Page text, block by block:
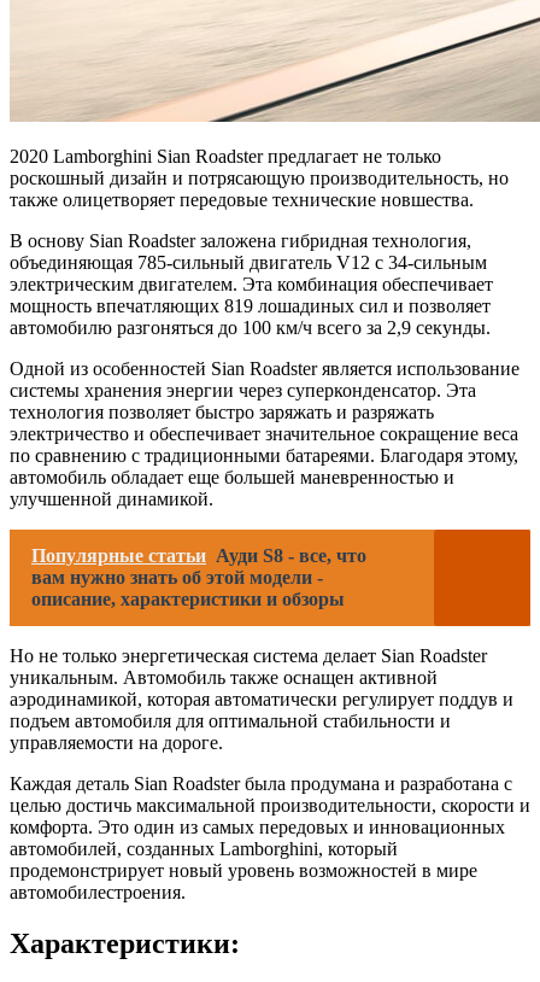
2020 Lamborghini Sian Roadster предлагает не только
роскошный дизайн и потрясающую производительность, но
также олицетворяет передовые технические новшества.
В основу Sian Roadster заложена гибридная технология,
объединяющая 785-сильный двигатель V12 с 34-сильным
электрическим двигателем. Эта комбинация обеспечивает
мощность впечатляющих 819 лошадиных сил и позволяет
автомобилю разгоняться до 100 км/ч всего за 2,9 секунды.
Одной из особенностей Sian Roadster является использование
системы хранения энергии через суперконденсатор. Эта
технология позволяет быстро заряжать и разряжать
электричество и обеспечивает значительное сокращение веса
по сравнению с традиционными батареями. Благодаря этому,
автомобиль обладает еще большей маневренностью и
улучшенной динамикой.
Популярные статьи Ауди S8 - все, что
вам нужно знать об этой модели -
описание, характеристики и обзоры
Но не только энергетическая система делает Sian Roadster
уникальным. Автомобиль также оснащен активной
аэродинамикой, которая автоматически регулирует поддув и
подъем автомобиля для оптимальной стабильности и
управляемости на дороге.
Каждая деталь Sian Roadster была продумана и разработана с
целью достичь максимальной производительности, скорости и
комфорта. Это один из самых передовых и инновационных
автомобилей, созданных Lamborghini, который
продемонстрирует новый уровень возможностей в мире
автомобилестроения.
Характеристики: